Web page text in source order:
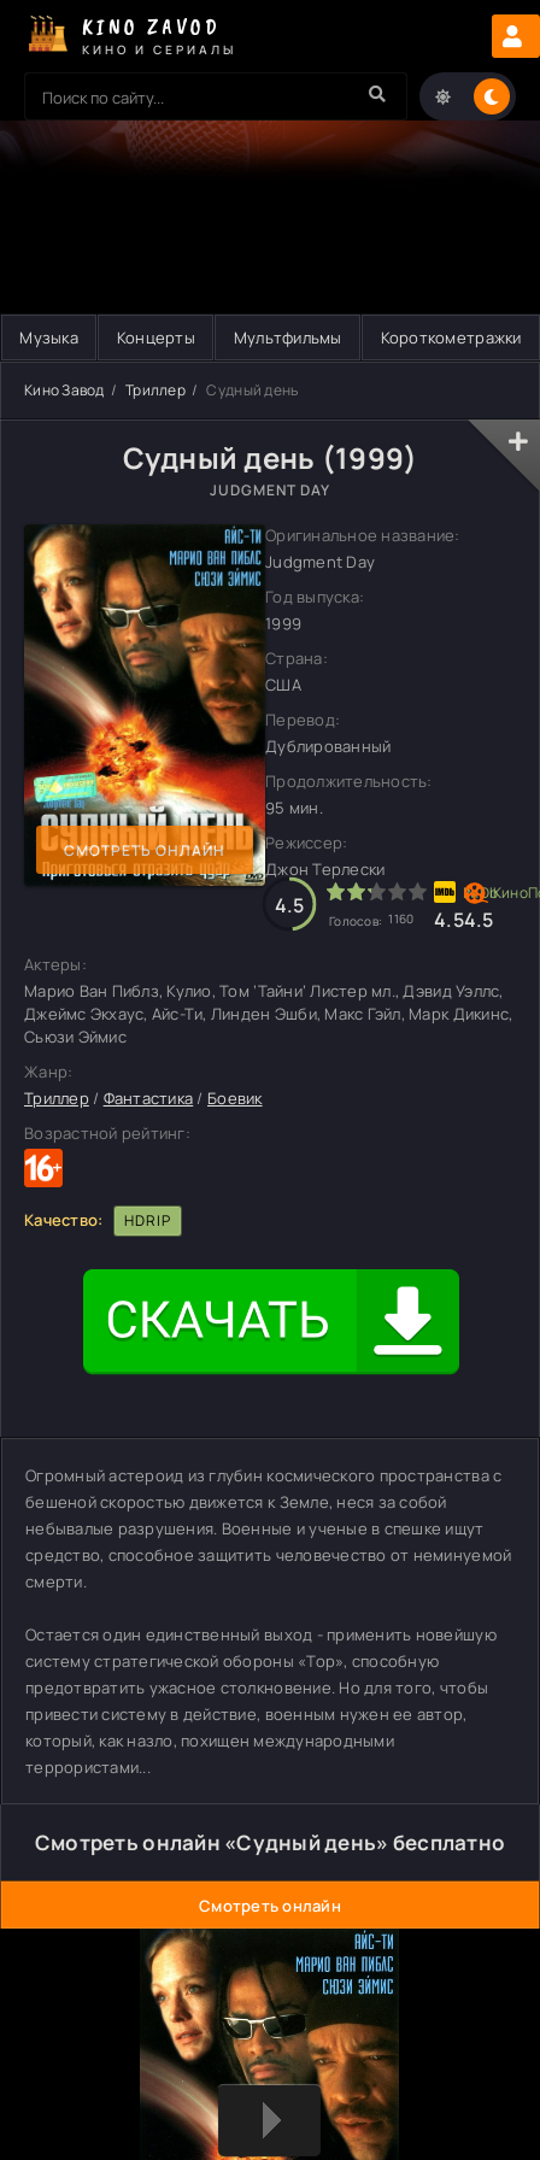
KINO ZAVOD
КИНО И СЕРИАЛЫ
Музыка Концерты Мультфильмы Короткометражки
Кино Завод Триллер Судный день
Судный день (1999)
JUDGMENT DAY
СМОТРЕТЬ ОНЛАЙН
Оригинальное название:
Judgment Day
Год выпуска:
1999
Страна:
США
Перевод:
Дублированный
Продолжительность:
95 мин.
Режиссер:
Джон Терлески
4.5
Голосов: 1160 4.54.5
Актеры:
Марио Ван Пиблз, Кулио, Том ’Тайни’ Листер мл., Дэвид Уэллс,
Джеймс Экхаус, Айс-Ти, Линден Эшби, Макс Гэйл, Марк Дикинс,
Сьюзи Эймис
Жанр:
Триллер/ Фантастика / Боевик
Возрастной рейтинг:
Качество: HDRIP
Огромный астероид из глубин космического пространства с
бешеной скоростью движется к Земле, неся за собой
небывалые разрушения. Военные и ученые в спешке ищут
средство, способное защитить человечество от неминуемой
смерти.
Остается один единственный выход - применить новейшую
систему стратегической обороны «Тор», способную
предотвратить ужасное столкновение. Но для того, чтобы
привести систему в действие, военным нужен ее автор,
который, как назло, похищен международными
террористами...
Смотреть онлайн «Судный день» бесплатно
Смотреть онлайн